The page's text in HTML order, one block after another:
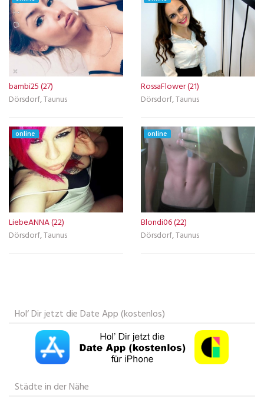
bambi25 (27)
Dörsdorf, Taunus
RossaFlower (21)
Dörsdorf, Taunus
online
LiebeANNA (22)
Dörsdorf, Taunus
online
Blondi06 (22)
Dörsdorf, Taunus
Hol‘ Dir jetzt die Date App (kostenlos)
Städte in der Nähe